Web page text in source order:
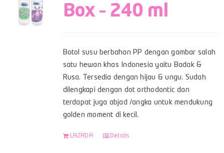
Box – 240 ml
Botol susu berbahan PP dengan gambar salah
satu hewan khas Indonesia yaitu Badak &
Rusa. Tersedia dengan hijau & ungu. Sudah
dilengkapi dengan dot orthodontic dan
terdapat juga abjad /angka untuk mendukung
golden moment di kecil.
LAZADA Details